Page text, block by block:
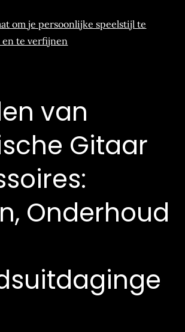
om je persoonlijke speelstijl te
te verfijnen
van
Gitaar
Onderhoud